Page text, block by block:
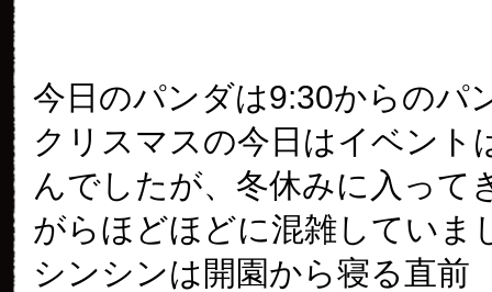
今日のパンダは9:30からのパ
クリスマスの今日はイベント
んでしたが、冬休みに入って
がらほどほどに混雑していま
シンシンは開園から寝る直前